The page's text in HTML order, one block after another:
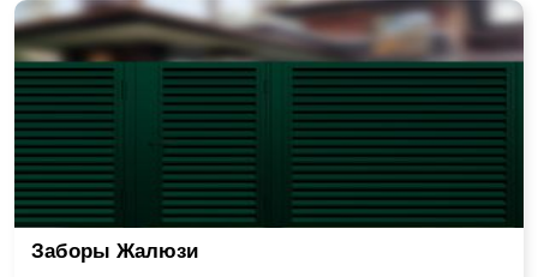
Заборы Жалюзи